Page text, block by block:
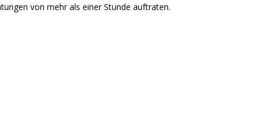
von mehr als einer Stunde auftraten.